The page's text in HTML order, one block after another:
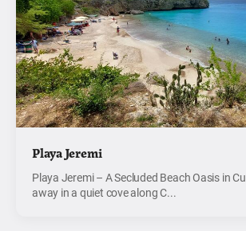
Playa Jeremi
Playa Jeremi – A Secluded Beach Oasis in
away in a quiet cove along C...